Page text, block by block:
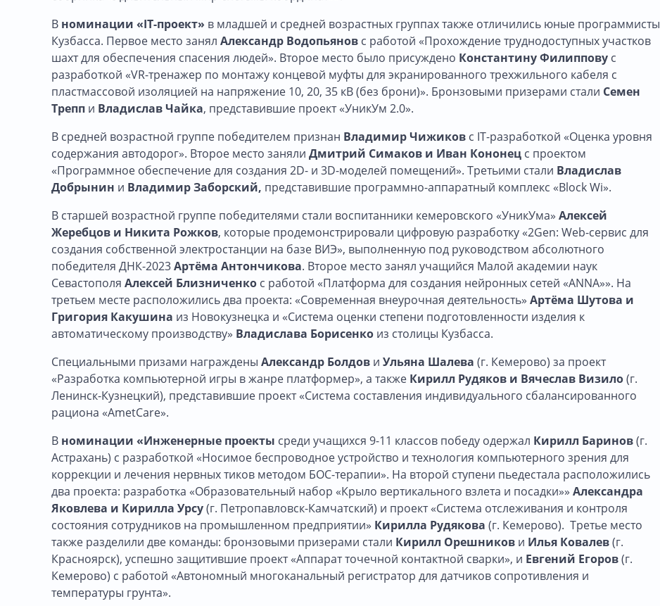
В номинации «IT-проект» в младшей и средней возрастных группах также отличились юные программисты
Кузбасса. Первое место занял Александр Водопьянов с работой «Прохождение труднодоступных участков
шахт для обеспечения спасения людей». Второе место было присуждено Константину Филиппову с
разработкой «VR-тренажер по монтажу концевой муфты для экранированного трехжильного кабеля с
пластмассовой изоляцией на напряжение 10, 20, 35 кВ (без брони)». Бронзовыми призерами стали Семен
Трепп и Владислав Чайка, представившие проект «УникУм 2.0».
В средней возрастной группе победителем признан Владимир Чижиков с IT-разработкой «Оценка уровня
содержания автодорог». Второе место заняли Дмитрий Симаков и Иван Кононец с проектом
«Программное обеспечение для создания 2D- и 3D-моделей помещений». Третьими стали Владислав
Добрынин и Владимир Заборский, представившие программно-аппаратный комплекс «Block Wi».
В старшей возрастной группе победителями стали воспитанники кемеровского «УникУма» Алексей
Жеребцов и Никита Рожков, которые продемонстрировали цифровую разработку «2Gen: Web-сервис для
создания собственной электростанции на базе ВИЭ», выполненную под руководством абсолютного
победителя ДНК-2023Артёма Антончикова. Второе место занял учащийся Малой академии наук
Севастополя Алексей Близниченко с работой «Платформа для создания нейронных сетей «ANNA»». На
третьем месте расположились два проекта: «Современная внеурочная деятельность» Артёма Шутова и
Григория Какушина из Новокузнецка и «Система оценки степени подготовленности изделия к
автоматическому производству» Владислава Борисенко из столицы Кузбасса.
Специальными призами награждены Александр Болдов и Ульяна Шалева (г. Кемерово) за проект
«Разработка компьютерной игры в жанре платформер», а также Кирилл Рудяков и Вячеслав Визило(г.
Ленинск-Кузнецкий), представившие проект «Система составления индивидуального сбалансированного
рациона «AmetCare».
В номинации «Инженерные проекты среди учащихся 9-11 классов победу одержал Кирилл Баринов(г.
Астрахань) с разработкой «Носимое беспроводное устройство и технология компьютерного зрения для
коррекции и лечения нервных тиков методом БОС-терапии». На второй ступени пьедестала расположились
два проекта: разработка «Образовательный набор «Крыло вертикального взлета и посадки»» Александра
Яковлева и Кирилла Урсу(г. Петропавловск-Камчатский) и проект «Система отслеживания и контроля
состояния сотрудников на промышленном предприятии» Кирилла Рудякова (г. Кемерово). Третье место
также разделили две команды: бронзовыми призерами стали Кирилл Орешников и Илья Ковалев(г.
Красноярск), успешно защитившие проект «Аппарат точечной контактной сварки», и Евгений Егоров(г.
Кемерово) с работой «Автономный многоканальный регистратор для датчиков сопротивления и
температуры грунта».